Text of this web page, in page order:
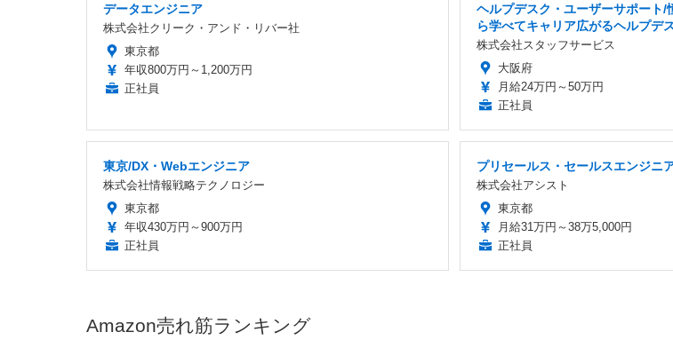
データエンジニア
株式会社クリーク・アンド・リバー社
東京都
年収800万円～1,200万円
正社員
ヘルプデスク・ユーザーサポート/
ら学べてキャリア広がるヘルプデ
株式会社スタッフサービス
大阪府
月給24万円～50万円
正社員
東京/DX・Webエンジニア
株式会社情報戦略テクノロジー
東京都
年収430万円～900万円
正社員
プリセールス・セールスエンジニ
株式会社アシスト
東京都
月給31万円～38万5,000円
正社員
Amazon売れ筋ランキング